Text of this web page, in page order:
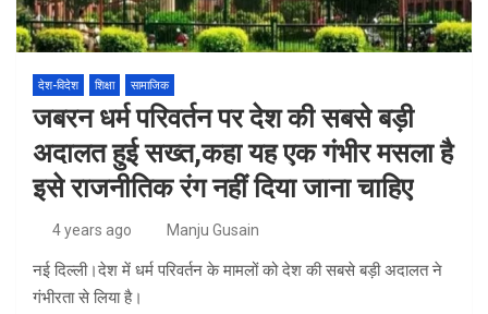
देश-विदेश शिक्षा सामाजिक
जबरन धर्म परिवर्तन पर देश की सबसे बड़ी
अदालत हुई सख्त,कहा यह एक गंभीर मसला है
इसे राजनीतिक रंग नहीं दिया जाना चाहिए
4 years ago Manju Gusain
नई दिल्ली।देश में धर्म परिवर्तन के मामलों को देश की सबसे बड़ी अदालत ने
गंभीरता से लिया है।